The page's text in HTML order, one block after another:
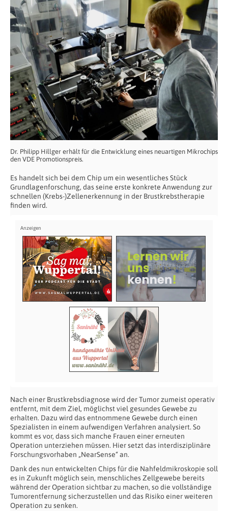
Dr. Philipp Hillger erhält für die Entwicklung eines neuartigen Mikrochips
den VDE Promotionspreis.
Es handelt sich bei dem Chip um ein wesentliches Stück
Grundlagenforschung, das seine erste konkrete Anwendung zur
schnellen (Krebs-)Zellenerkennung in der Brustkrebstherapie
finden wird.
Nach einer Brustkrebsdiagnose wird der Tumor zumeist operativ
entfernt, mit dem Ziel, möglichst viel gesundes Gewebe zu
erhalten. Dazu wird das entnommene Gewebe durch einen
Spezialisten in einem aufwendigen Verfahren analysiert. So
kommt es vor, dass sich manche Frauen einer erneuten
Operation unterziehen müssen. Hier setzt das interdisziplinäre
Forschungsvorhaben „NearSense“ an.
Dank des nun entwickelten Chips für die Nahfeldmikroskopie soll
es in Zukunft möglich sein, menschliches Zellgewebe bereits
während der Operation sichtbar zu machen, so die vollständige
Tumorentfernung sicherzustellen und das Risiko einer weiteren
Operation zu senken.